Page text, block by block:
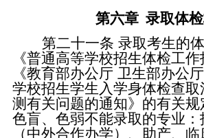
第六章 录取体
第二十一条 录取考生的
《普通高等学校招生体检工
《教育部办公厅 卫生部办公
学校招生学生入学身体检查
测有关问题的通知》的有关
色盲、色弱不能录取的专业：
（中外合作办学）、助产、